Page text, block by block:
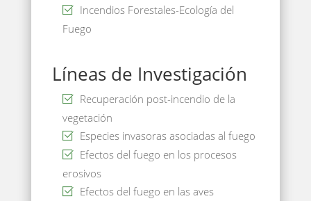
Incendios Forestales-Ecología del
Fuego
Líneas de Investigación
Recuperación post-incendio de la
vegetación
Especies invasoras asociadas al fuego
Efectos del fuego en los procesos
erosivos
Efectos del fuego en las aves